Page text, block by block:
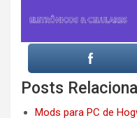
Posts
Mods para PC de